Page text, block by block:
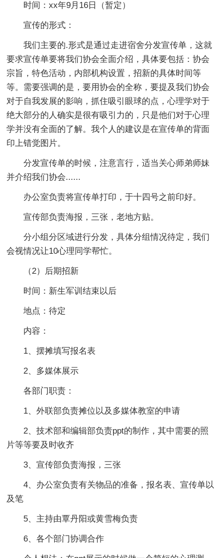
时间：xx年9月16日（暂定）
宣传的形式：
我们主要的.形式是通过走进宿舍分发宣传单，这就
要求宣传单要将我们协会全面介绍，具体要包括：协会
宗旨，特色活动，内部机构设置，招新的具体时间等
等。需要强调的是，要用协会的全称，要提及我们协会
对于自我发展的影响，抓住吸引眼球的点，心理学对于
绝大部分的人确实是很有吸引力的，只是他们对于心理
学并没有全面的了解。我个人的建议是在宣传单的背面
印上错觉图片。
分发宣传单的时候，注意言行，适当关心师弟师妹
并介绍我们协会......
办公室负责将宣传单打印，于十四号之前印好。
宣传部负责海报，三张，老地方贴。
分小组分区域进行分发，具体分组情况待定，我们
会视情况让10心理同学帮忙。
（2）后期招新
时间：新生军训结束以后
地点：待定
内容：
1、摆摊填写报名表
2、多媒体展示
各部门职责：
1、外联部负责摊位以及多媒体教室的申请
2、技术部和编辑部负责ppt的制作，其中需要的照
片等等要及时收齐
3、宣传部负责海报，三张
4、办公室负责有关物品的准备，报名表、宣传单以
及笔
5、主持由覃丹阳或黄雪梅负责
6、各个部门协调合作